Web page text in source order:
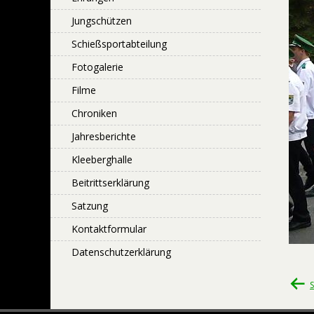
Jungschützen
Schießsportabteilung
Fotogalerie
Filme
Chroniken
Jahresberichte
Kleeberghalle
Beitrittserklärung
Satzung
Kontaktformular
Datenschutzerklärung